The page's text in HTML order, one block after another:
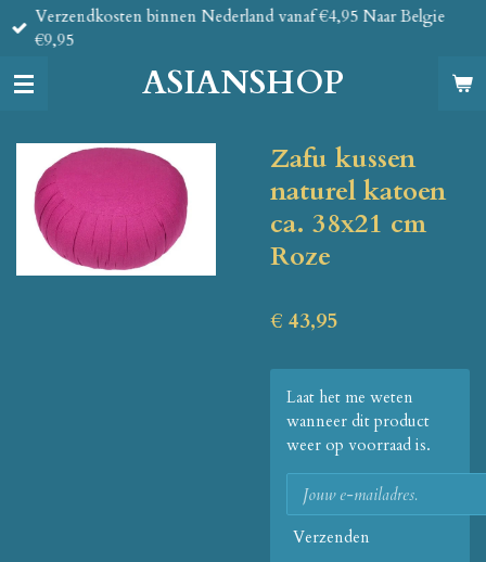
Ga
direct
de
ASIANSHOP
Verzendkosten binnen Nederland vanaf €4,95 Naar Belgie
€9,95
Zafu kussen
naturel katoen
ca. 38x21 cm
Roze
€ 43,95
Laat het me weten
wanneer dit product
weer op voorraad is.
Verzenden